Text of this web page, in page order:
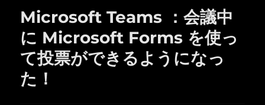
Microsoft Teams ：会議中
に Microsoft Forms を使っ
て投票ができるようになっ
た！